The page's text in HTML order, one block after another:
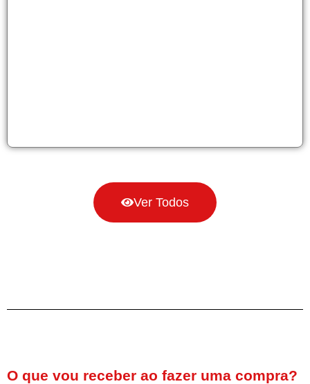
Ver Todos
O que vou receber ao fazer uma compra?